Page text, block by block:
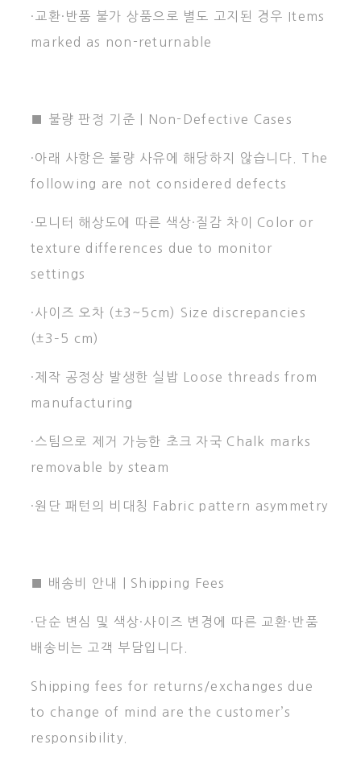
·교환·반품 불가 상품으로 별도 고지된 경우 Items
marked as non-returnable
■ 불량 판정 기준 | Non-Defective Cases
·아래 사항은 불량 사유에 해당하지 않습니다. The
following are not considered defects
·모니터 해상도에 따른 색상·질감 차이 Color or
texture differences due to monitor
settings
·사이즈 오차 (±3~5cm) Size discrepancies
(±3–5 cm)
·제작 공정상 발생한 실밥 Loose threads from
manufacturing
·스팀으로 제거 가능한 초크 자국 Chalk marks
removable by steam
·원단 패턴의 비대칭 Fabric pattern asymmetry
■ 배송비 안내 | Shipping Fees
·단순 변심 및 색상·사이즈 변경에 따른 교환·반품
배송비는 고객 부담입니다.
Shipping fees for returns/exchanges due
to change of mind are the customer’s
responsibility.